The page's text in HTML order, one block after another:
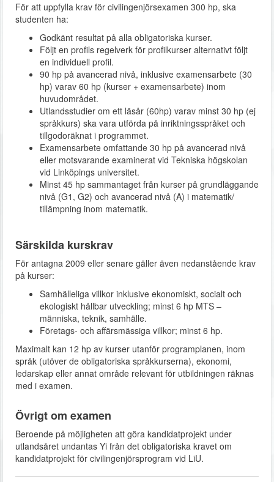
För att uppfylla krav för civilingenjörsexamen 300 hp, ska
studenten ha:
Godkänt resultat på alla obligatoriska kurser.
Följt en profils regelverk för profilkurser alternativt följt
en individuell profil.
90 hp på avancerad nivå, inklusive examensarbete (30
hp) varav 60 hp (kurser + examensarbete) inom
huvudområdet.
Utlandsstudier om ett läsår (60hp) varav minst 30 hp (ej
språkkurs) ska vara utförda på inriktningsspråket och
tillgodoräknat i programmet.
Examensarbete omfattande 30 hp på avancerad nivå
eller motsvarande examinerat vid Tekniska högskolan
vid Linköpings universitet.
Minst 45 hp sammantaget från kurser på grundläggande
nivå (G1, G2) och avancerad nivå (A) i matematik/
tillämpning inom matematik.
Särskilda kurskrav
För antagna 2009 eller senare gäller även nedanstående krav
på kurser:
Samhälleliga villkor inklusive ekonomiskt, socialt och
ekologiskt hållbar utveckling; minst 6 hp MTS –
människa, teknik, samhälle.
Företags- och affärsmässiga villkor; minst 6 hp.
Maximalt kan 12 hp av kurser utanför programplanen, inom
språk (utöver de obligatoriska språkkurserna), ekonomi,
ledarskap eller annat område relevant för utbildningen räknas
med i examen.
Övrigt om examen
Beroende på möjligheten att göra kandidatprojekt under
utlandsåret undantas Yi från det obligatoriska kravet om
kandidatprojekt för civilingenjörsprogram vid LiU.